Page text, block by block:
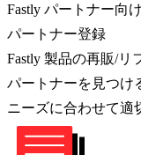
Fastly パートナー向
パートナー登録
Fastly 製品の再販/リ
パートナーを見つけ
ニーズに合わせて適